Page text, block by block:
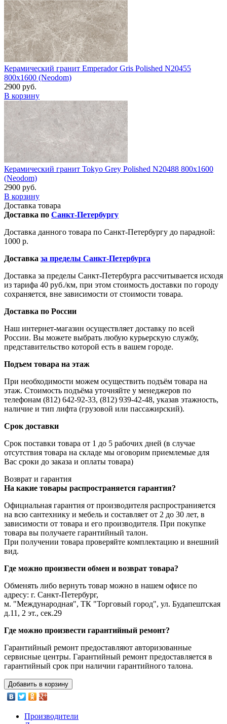
Керамический гранит Emperador Gris Polished N20455
800x1600 (Neodom)
2900 руб.
В корзину
Керамический гранит Tokyo Grey Polished N20488 800x1600
(Neodom)
2900 руб.
В корзину
Доставка товара
Доставка по Санкт-Петербургу
Доставка данного товара по Санкт-Петербургу до парадной:
1000 р.
Доставка за пределы Санкт-Петербурга
Доставка за пределы Санкт-Петербурга рассчитывается исходя
из тарифа 40 руб./км, при этом стоимость доставки по городу
сохраняется, вне зависимости от стоимости товара.
Доставка по России
Наш интернет-магазин осуществляет доставку по всей
России. Вы можете выбрать любую курьерскую службу,
представительство которой есть в вашем городе.
Подъем товара на этаж
При необходимости можем осуществить подъём товара на
этаж. Стоимость подъёма уточняйте у менеджеров по
телефонам (812) 642-92-33, (812) 939-42-48, указав этажность,
наличие и тип лифта (грузовой или пассажирский).
Срок доставки
Срок поставки товара от 1 до 5 рабочих дней (в случае
отсутствия товара на складе мы оговорим приемлемые для
Вас сроки до заказа и оплаты товара)
Возврат и гарантия
На какие товары распространяется гарантия?
Официальная гарантия от производителя распространияется
на всю сантехнику и мебель и составляет от 2 до 30 лет, в
зависимости от товара и его производителя. При покупке
товара вы получаете гарантийный талон.
При получении товара проверяйте комплектацию и внешний
вид.
Где можно произвести обмен и возврат товара?
Обменять либо вернуть товар можно в нашем офисе по
адресу: г. Санкт-Петербург,
м. "Международная", ТК "Торговый город", ул. Будапештская
д.11, 2 эт., сек.29
Где можно произвести гарантийный ремонт?
Гарантийный ремонт предоставляют авторизованные
сервисные центры. Гарантийный ремонт предоставляется в
гарантийный срок при наличии гарантийного талона.
Добавить в корзину
Производители